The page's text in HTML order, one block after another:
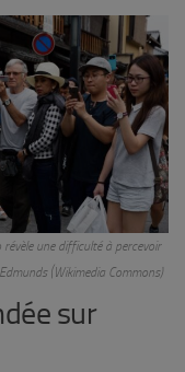
une difficulté à percevoir
(Wikimedia Commons)
sur